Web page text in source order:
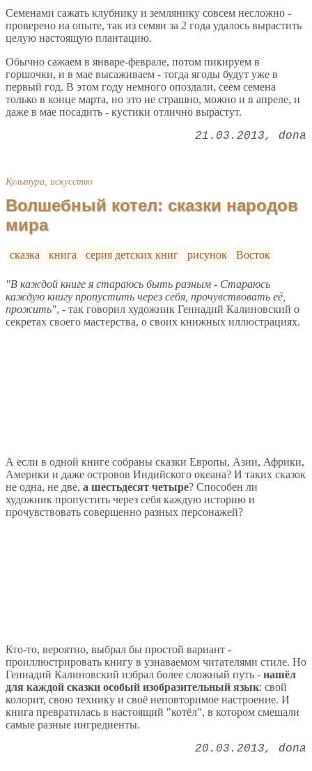
Семенами сажать клубнику и землянику совсем несложно -
проверено на опыте, так из семян за 2 года удалось вырастить
целую настоящую плантацию.
Обычно сажаем в январе-феврале, потом пикируем в
горшочки, и в мае высаживаем - тогда ягоды будут уже в
первый год. В этом году немного опоздали, сеем семена
только в конце марта, но это не страшно, можно и в апреле, и
даже в мае посадить - кустики отлично вырастут.
21.03.2013 dona
Культура, искусство
Волшебный котел: сказки народов
мира
сказка книга серия детских книг рисунок Восток
"В каждой книге я стараюсь быть разным - Стараюсь
каждую книгу пропустить через себя, прочувствовать её,
прожить", - так говорил художник Геннадий Калиновский о
секретах своего мастерства, о своих книжных иллюстрациях.
А если в одной книге собраны сказки Европы, Азии, Африки,
Америки и даже островов Индийского океана? И таких сказок
не одна, не две, а шестьдесят четыре? Способен ли
художник пропустить через себя каждую историю и
прочувствовать совершенно разных персонажей?
Кто-то, вероятно, выбрал бы простой вариант -
проиллюстрировать книгу в узнаваемом читателями стиле. Но
Геннадий Калиновский избрал более сложный путь - нашёл
для каждой сказки особый изобразительный язык: свой
колорит, свою технику и своё неповторимое настроение. И
книга превратилась в настоящий "котёл", в котором смешали
самые разные ингредиенты.
20.03.2013 dona